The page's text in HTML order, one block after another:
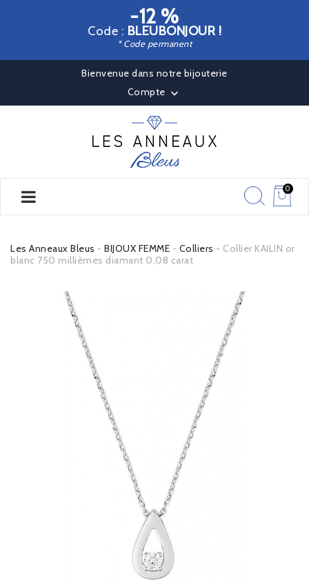
-12 %
Code : BLEUBONJOUR !
* Code permanent
Bienvenue dans notre bijouterie
Compte 
0
Les Anneaux Bleus BIJOUX FEMME Colliers
Collier KAILIN or
blanc 750 millièmes diamant 0,08 carat